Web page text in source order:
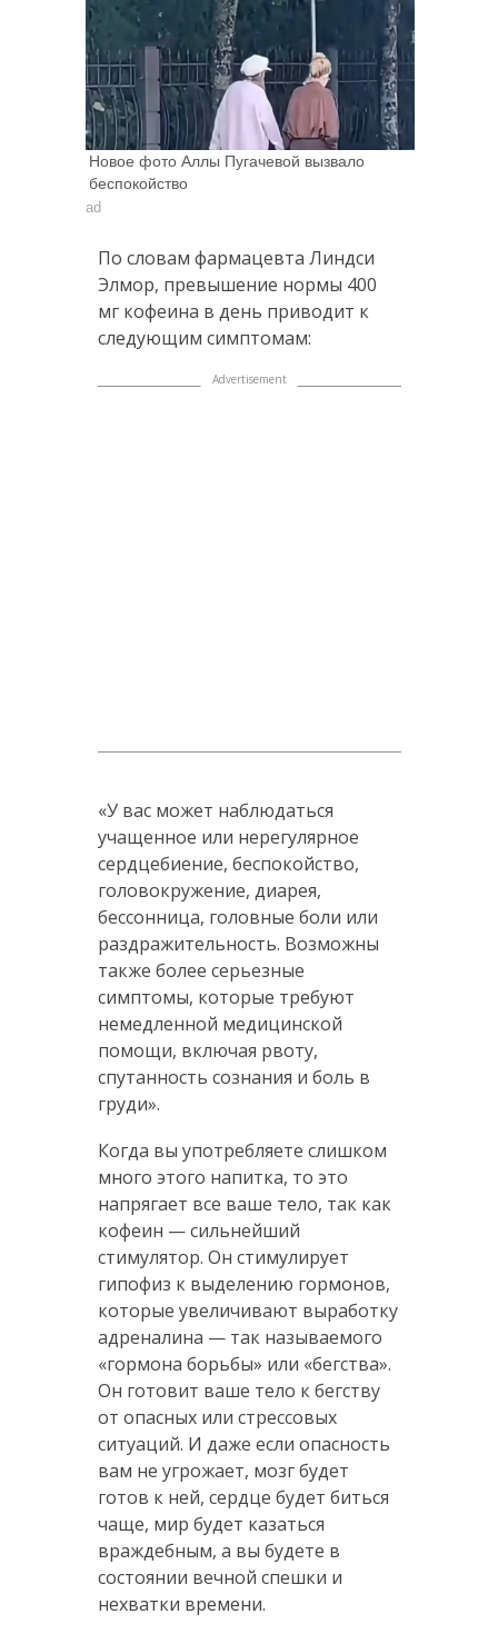
Новое фото Аллы Пугачевой вызвало
беспокойство
ad
По словам фармацевта Линдси
Элмор, превышение нормы 400
мг кофеина в день приводит к
следующим симптомам:
«У вас может наблюдаться
учащенное или нерегулярное
сердцебиение, беспокойство,
головокружение, диарея,
бессонница, головные боли или
раздражительность. Возможны
также более серьезные
симптомы, которые требуют
немедленной медицинской
помощи, включая рвоту,
спутанность сознания и боль в
груди».
Когда вы употребляете слишком
много этого напитка, то это
напрягает все ваше тело, так как
кофеин — сильнейший
стимулятор. Он стимулирует
гипофиз к выделению гормонов,
которые увеличивают выработку
адреналина — так называемого
«гормона борьбы» или «бегства».
Он готовит ваше тело к бегству
от опасных или стрессовых
ситуаций. И даже если опасность
вам не угрожает, мозг будет
готов к ней, сердце будет биться
чаще, мир будет казаться
враждебным, а вы будете в
состоянии вечной спешки и
нехватки времени.